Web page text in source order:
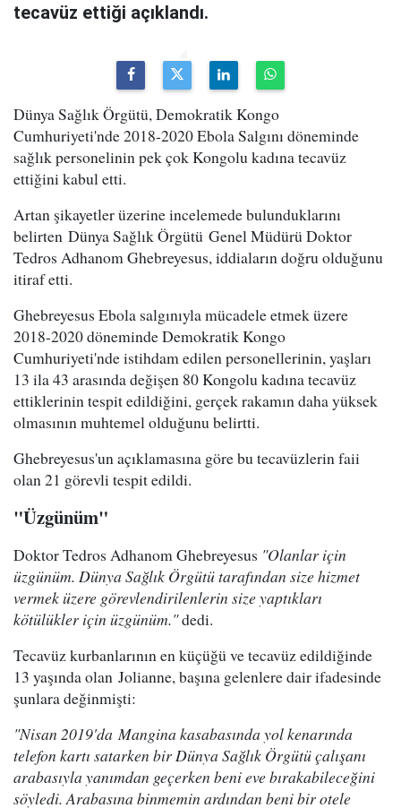
tecavüz ettiği açıklandı.
Dünya Sağlık Örgütü, Demokratik Kongo
Cumhuriyeti'nde 2018-2020 Ebola Salgını döneminde
sağlık personelinin pek çok Kongolu kadına tecavüz
ettiğini kabul etti.
Artan şikayetler üzerine incelemede bulunduklarını
belirten Dünya Sağlık Örgütü Genel Müdürü Doktor
Tedros Adhanom Ghebreyesus, iddiaların doğru olduğunu
itiraf etti.
Ghebreyesus Ebola salgınıyla mücadele etmek üzere
2018-2020 döneminde Demokratik Kongo
Cumhuriyeti'nde istihdam edilen personellerinin, yaşları
13 ila 43 arasında değişen 80 Kongolu kadına tecavüz
ettiklerinin tespit edildiğini, gerçek rakamın daha yüksek
olmasının muhtemel olduğunu belirtti.
Ghebreyesus'un açıklamasına göre bu tecavüzlerin faii
olan 21 görevli tespit edildi.
"Üzgünüm"
Doktor Tedros Adhanom Ghebreyesus "Olanlar için
üzgünüm. Dünya Sağlık Örgütü tarafından size hizmet
vermek üzere görevlendirilenlerin size yaptıkları
kötülükler için üzgünüm."dedi.
Tecavüz kurbanlarının en küçüğü ve tecavüz edildiğinde
13 yaşında olan Jolianne, başına gelenlere dair ifadesinde
şunlara değinmişti:
"Nisan 2019'da Mangina kasabasında yol kenarında
telefon kartı satarken bir Dünya Sağlık Örgütü çalışanı
arabasıyla yanımdan geçerken beni eve bırakabileceğini
söyledi. Arabasına binmemin ardından beni bir otele